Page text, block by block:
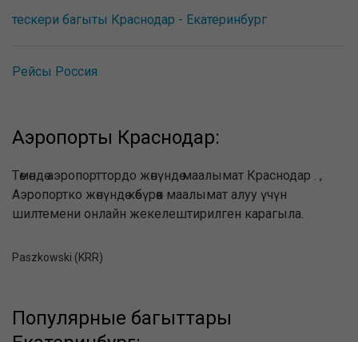
тескери багыты Краснодар - Екатеринбург
Рейсы Россия
Аэропорты Краснодар:
Төмөндө аэропорттордо жөнүндө маалымат Краснодар . ,
Аэропортко жөнүндө көбүрөөк маалымат алуу үчүн
шилтемени онлайн жекелештирилген карагыла.
Paszkowski (KRR)
Популярные багыттары